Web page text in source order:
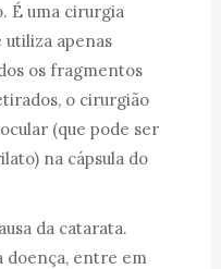
É uma cirurgia
apenas
os fragmentos
o cirurgião
(que pode ser
na cápsula do
da catarata.
doença, entre em